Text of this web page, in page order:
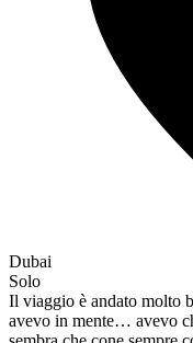
Dubai
Solo
Il viaggio è andato molto
avevo in mente… avevo